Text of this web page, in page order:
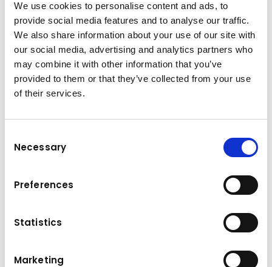
We use cookies to personalise content and ads, to
provide social media features and to analyse our traffic.
We also share information about your use of our site with
our social media, advertising and analytics partners who
may combine it with other information that you’ve
provided to them or that they’ve collected from your use
of their services.
Selection
Necessary
Preferences
Statistics
Marketing